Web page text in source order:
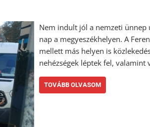
Nem indult jól a nemzeti ünnep
nap a megyeszékhelyen. A
mellett más helyen is
nehézségek léptek fel, valamint
TOVÁBB OLVASOM